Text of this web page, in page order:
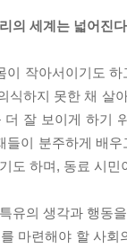
의 세계는 넓어진다
이 작아서이기도
식하지 못한 채
더 잘 보이게 하기
들이 분주하게 배
도 하며, 동료 시
유의 생각과 행동
마련해야 할 사